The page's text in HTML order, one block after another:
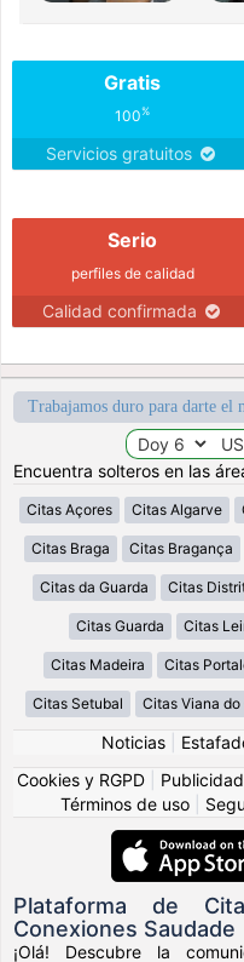
Gratis
100%
Servicios gratuitos
Serio
perfiles de calidad
Calidad confirmada
Trabajamos duro para darte
Encuentra solteros en las
Citas Açores Citas Algarve
Citas Braga Citas Bragança
Citas da Guarda Citas
Citas Guarda Citas
Citas Madeira Citas
Citas Setubal Citas Viana
Noticias
Cookies y RGPD
Publicidad
Términos de uso
Plataforma de
Conexiones Saudade
¡Olá! Descubre la